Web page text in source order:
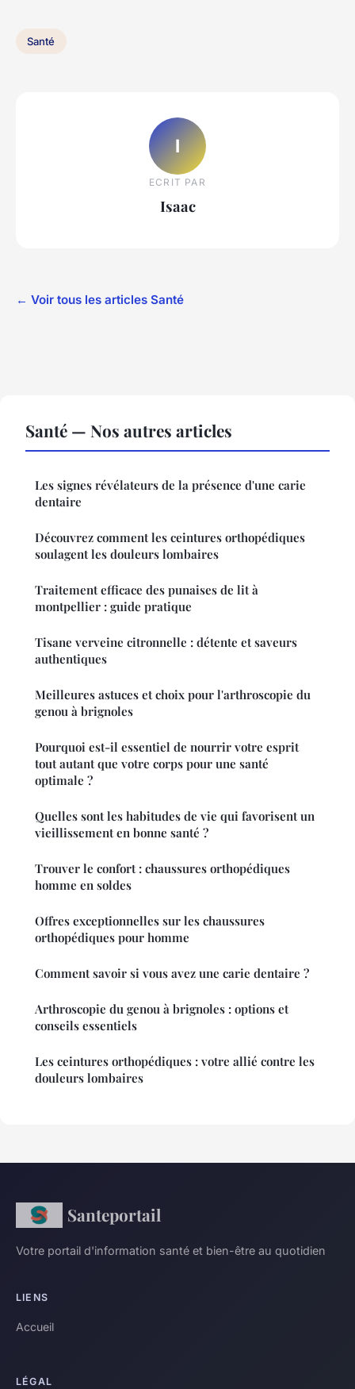
Santé
I
ECRIT PAR
Isaac
← Voir tous les articles Santé
Santé — Nos autres articles
Les signes révélateurs de la présence d'une carie
dentaire
Découvrez comment les ceintures orthopédiques
soulagent les douleurs lombaires
Traitement efficace des punaises de lit à
montpellier : guide pratique
Tisane verveine citronnelle : détente et saveurs
authentiques
Meilleures astuces et choix pour l'arthroscopie du
genou à brignoles
Pourquoi est-il essentiel de nourrir votre esprit
tout autant que votre corps pour une santé
optimale ?
Quelles sont les habitudes de vie qui favorisent un
vieillissement en bonne santé ?
Trouver le confort : chaussures orthopédiques
homme en soldes
Offres exceptionnelles sur les chaussures
orthopédiques pour homme
Comment savoir si vous avez une carie dentaire ?
Arthroscopie du genou à brignoles : options et
conseils essentiels
Les ceintures orthopédiques : votre allié contre les
douleurs lombaires
Santeportail
Votre portail d'information santé et bien-être au quotidien
LIENS
Accueil
LÉGAL